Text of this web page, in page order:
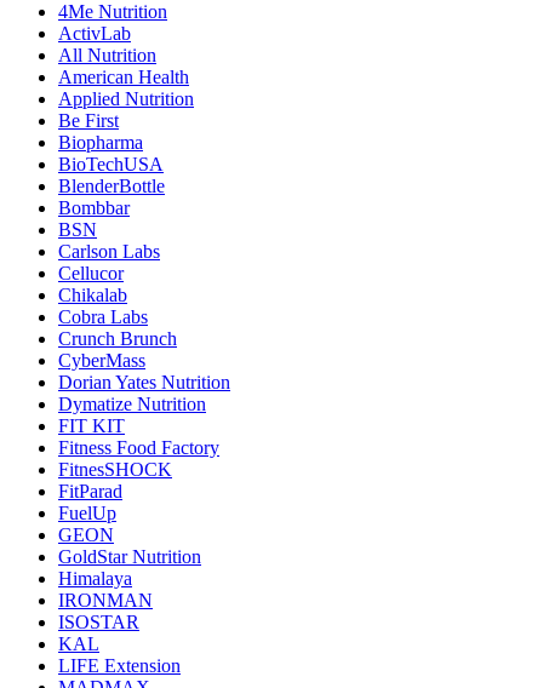
4Me Nutrition
ActivLab
All Nutrition
American Health
Applied Nutrition
Be First
Biopharma
BioTechUSA
BlenderBottle
Bombbar
BSN
Carlson Labs
Cellucor
Chikalab
Cobra Labs
Crunch Brunch
CyberMass
Dorian Yates Nutrition
Dymatize Nutrition
FIT KIT
Fitness Food Factory
FitnesSHOCK
FitParad
FuelUp
GEON
GoldStar Nutrition
Himalaya
IRONMAN
ISOSTAR
KAL
LIFE Extension